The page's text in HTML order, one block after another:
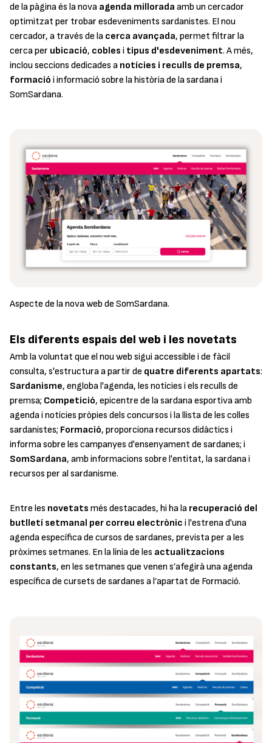
de la pàgina és la nova agenda millorada amb un cercador
optimitzat per trobar esdeveniments sardanistes. El nou
cercador, a través de la cerca avançada, permet filtrar la
cerca per ubicació, cobles i tipus d'esdeveniment. A més,
inclou seccions dedicades a notícies i reculls de premsa,
formació i informació sobre la història de la sardana i
SomSardana.
Aspecte de la nova web de SomSardana.
Els diferents espais del web i les novetats
Amb la voluntat que el nou web sigui accessible i de fàcil
consulta, s'estructura a partir de quatre diferents apartats:
Sardanisme, engloba l'agenda, les notícies i els reculls de
premsa; Competició, epicentre de la sardana esportiva amb
agenda i notícies pròpies dels concursos i la llista de les colles
sardanistes; Formació, proporciona recursos didàctics i
informa sobre les campanyes d'ensenyament de sardanes; i
SomSardana, amb informacions sobre l'entitat, la sardana i
recursos per al sardanisme.
Entre les novetats més destacades, hi ha la recuperació del
butlletí setmanal per correu electrònic i l'estrena d'una
agenda específica de cursos de sardanes, prevista per a les
pròximes setmanes. En la línia de les actualitzacions
constants, en les setmanes que venen s’afegirà una agenda
específica de cursets de sardanes a l’apartat de Formació.